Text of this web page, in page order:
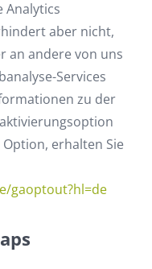
Analytics
aber nicht,
an andere von uns
Services
zu der
erhalten Sie
gaoptout?hl=de